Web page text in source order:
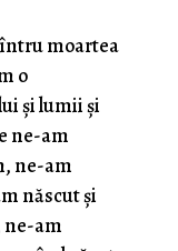
moartea
o
şi lumii şi
ne-am
ne-am
născut şi
ne-am